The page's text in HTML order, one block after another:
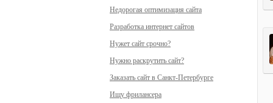
Недорогая оптимизация сайта
Разработка интернет сайтов
Нужет сайт срочно?
Нужно раскрутить сайт?
Заказать сайт в Санкт-Петербурге
Ищу фрилансера